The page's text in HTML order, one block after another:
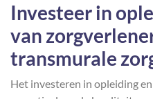
Investeer in
van
transmurale
Het investeren in opleiding